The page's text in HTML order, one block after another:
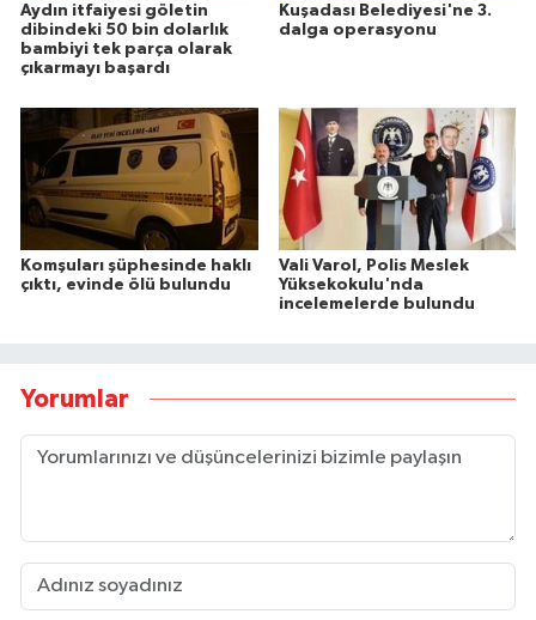
Aydın itfaiyesi göletin
dibindeki 50 bin dolarlık
bambiyi tek parça olarak
çıkarmayı başardı
Kuşadası Belediyesi'ne 3.
dalga operasyonu
Komşuları şüphesinde haklı
çıktı, evinde ölü bulundu
Vali Varol, Polis Meslek
Yüksekokulu'nda
incelemelerde bulundu
Yorumlar